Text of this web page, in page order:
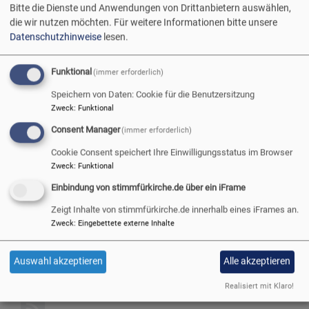
Qualifizierungskurs KV
erfolgreich abgeschlossen
Bildrechte
Eigene Talente weiter
Kompetenzen erwerben
und das Ganze im
mit viel Spaß – das
Kirchenvorsteher:innen aus allen Ecken
Bitte die Dienste und Anwendungen von Drittanbietern auswählen,
die wir nutzen möchten. Für weitere Informationen bitte unsere
Datenschutzhinweise lesen.
Funktional (immer erforderlich)
Speichern von Daten: Cookie für die Benutzersitzung
Zweck: Funktional
Consent Manager(immer erforderlich)
Cookie Consent speichert Ihre Einwilligungsstatus im Browser
Zweck: Funktional
Einbindung von stimmfürkirche.de über ein iFrame
Zeigt Inhalte von stimmfürkirche.de innerhalb eines iFrames an.
Zweck: Eingebettete externe Inhalte
Auswahl akzeptieren Alle akzeptieren
Realisiert mit Klaro!